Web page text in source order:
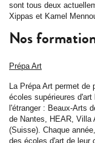
sont tous deux
Xippas et Kamel
Nos
Prépa Art
La Prépa Art permet de
écoles supérieures
l'étranger : Beaux-Arts
de Nantes, HEAR, Villa
(Suisse). Chaque
des écoles d'art de leur